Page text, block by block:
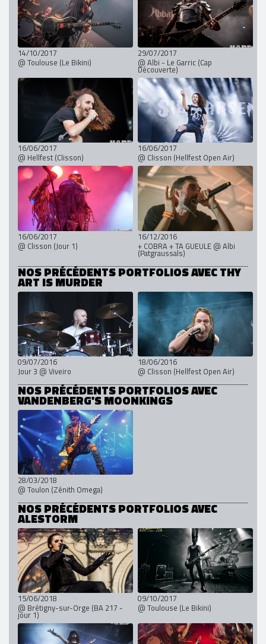
14/10/2017
@ Toulouse (Le Bikini)
29/07/2017
@ Albi - Le Garric (Cap
Découverte)
16/06/2017
@ Hellfest (Clisson)
16/06/2017
@ Clisson (Hellfest Open Air)
16/06/2017
@ Clisson (Jour 1)
16/12/2016
+ COBRA + TA GUEULE @ Albi
(Patgraussals)
NOS PRÉCÉDENTS PORTFOLIOS AVEC THY
ART IS MURDER
09/07/2016
Jour 3 @ Viveiro
18/06/2016
@ Clisson (Hellfest Open Air)
NOS PRÉCÉDENTS PORTFOLIOS AVEC
VANDENBERG'S MOONKINGS
28/03/2018
@ Toulon (Zénith Omega)
NOS PRÉCÉDENTS PORTFOLIOS AVEC
ALESTORM
15/06/2018
@ Brétigny-sur-Orge (BA 217 -
jour 1)
09/10/2017
@ Toulouse (Le Bikini)